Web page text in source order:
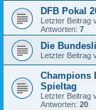
DFB Pokal
Letzter Beitrag
Antworten: 7
Die
Letzter Beitrag
Champions
Spieltag
Letzter Beitrag
Antworten: 20